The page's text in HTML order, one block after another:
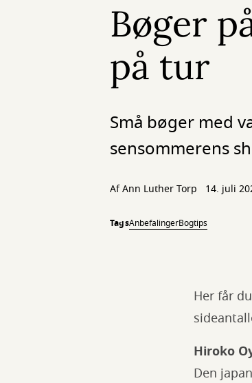
Bøger
på tur
Små bøger med
sensommerens
AfAnn Luther Torp 14. juli
TagsAnbefalingerBogtips
Her får
Hiroko
Den